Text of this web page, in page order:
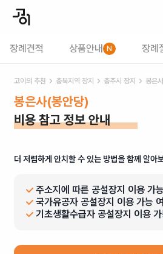
장례견적 상품안내 N 장례
고이의 추천 충북지역 장지 충주시 장지 봉은
봉은사(봉안당)
비용 참고 정보 안내
더 저렴하게 안치할 수 있는 방법을 함께 알아
주소지에 따른 공설장지 이용 가
국가유공자 공설장지 이용 가능
기초생활수급자 공설장지 이용